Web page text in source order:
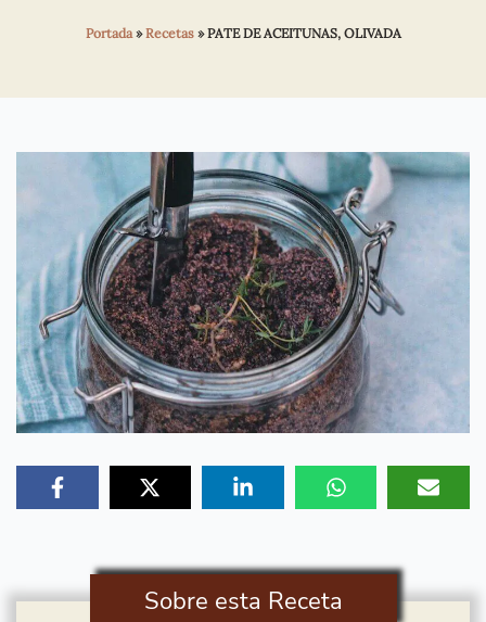
Portada»Recetas»PATE DE ACEITUNAS, OLIVADA
Sobre esta Receta